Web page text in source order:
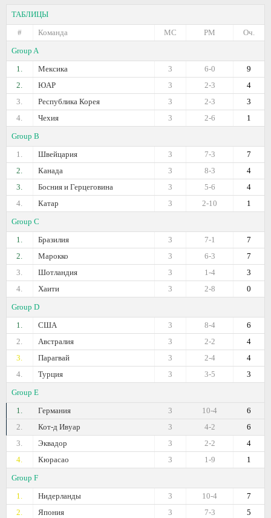
ТАБЛИЦЫ
#
Команда Оч.
РМ
МС
Group A
1.
Мексика 9
6-0
3
2.
ЮАР 4
2-3
3
3.
Республика Корея 3
2-3
3
4.
Чехия 1
2-6
3
Group B
1.
Швейцария 7
7-3
3
2.
Канада 4
8-3
3
3.
Босния и Герцеговина 4
5-6
3
4.
Катар 1
2-10
3
Group C
1.
Бразилия 7
7-1
3
2.
Марокко 7
6-3
3
3.
Шотландия 3
1-4
3
4.
Хаити 0
2-8
3
Group D
1.
США 6
8-4
3
2.
Австралия 4
2-2
3
3.
Парагвай 4
2-4
3
4.
Турция 3
3-5
3
Group E
1.
Германия 6
10-4
3
2.
Кот-д Ивуар 6
4-2
3
3.
Эквадор 4
2-2
3
4.
Кюрасао 1
1-9
3
Group F
1.
Нидерланды 7
10-4
3
2.
Япония 5
7-3
3